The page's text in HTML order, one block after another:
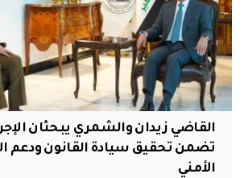
القاضي زيدان والشمري يبحثان
تضمن تحقيق سيادة القانون ودعم
الأمني